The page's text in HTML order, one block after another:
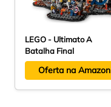
LEGO - Ultimato A
Batalha Final
Oferta na Amazon